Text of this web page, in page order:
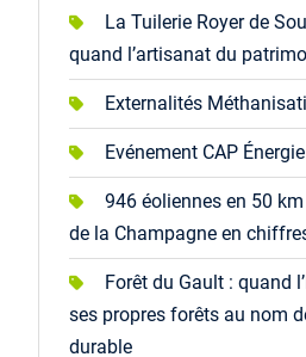
La Tuilerie Royer de
quand l’artisanat du
Externalités
Evénement CAP Énergie
946 éoliennes en 50
de la Champagne en
Forêt du Gault : quand
ses propres forêts au nom
durable